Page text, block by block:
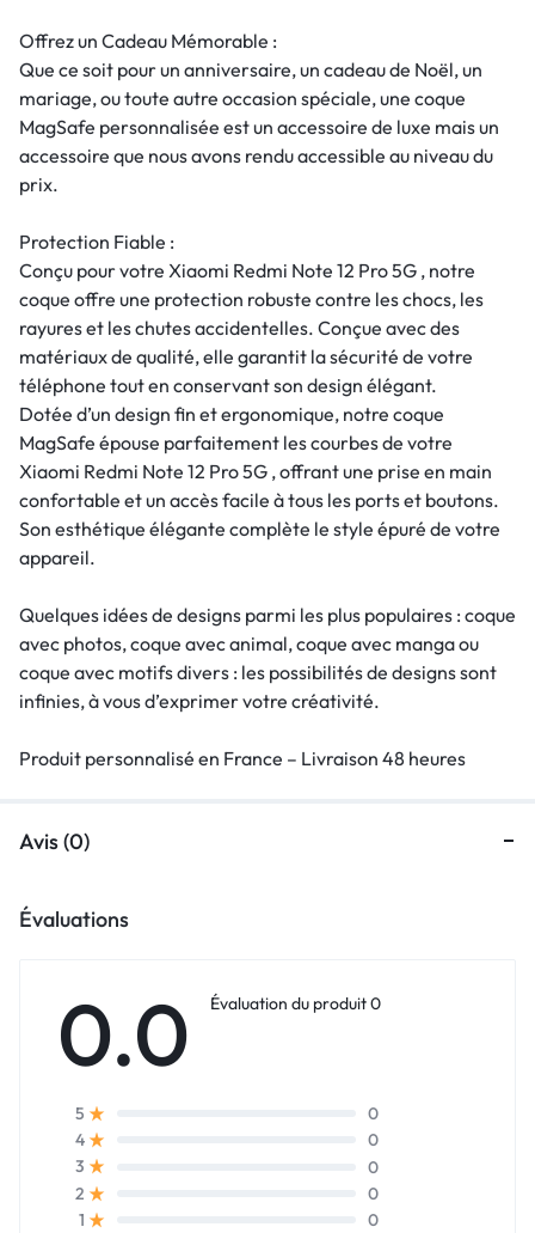
Offrez un Cadeau Mémorable :
Que ce soit pour un anniversaire, un cadeau de Noël, un
mariage, ou toute autre occasion spéciale, une coque
MagSafe personnalisée est un accessoire de luxe mais un
accessoire que nous avons rendu accessible au niveau du
prix.
Protection Fiable :
Conçu pour votre Xiaomi Redmi Note 12 Pro 5G , notre
coque offre une protection robuste contre les chocs, les
rayures et les chutes accidentelles. Conçue avec des
matériaux de qualité, elle garantit la sécurité de votre
téléphone tout en conservant son design élégant.
Dotée d’un design fin et ergonomique, notre coque
MagSafe épouse parfaitement les courbes de votre
Xiaomi Redmi Note 12 Pro 5G , offrant une prise en main
confortable et un accès facile à tous les ports et boutons.
Son esthétique élégante complète le style épuré de votre
appareil.
Quelques idées de designs parmi les plus populaires : coque
avec photos, coque avec animal, coque avec manga ou
coque avec motifs divers : les possibilités de designs sont
infinies, à vous d’exprimer votre créativité.
Produit personnalisé en France – Livraison 48 heures
Avis (0)
Évaluations
0.0 Évaluation du produit 0
5
0
4
0
3
0
2
0
1
0